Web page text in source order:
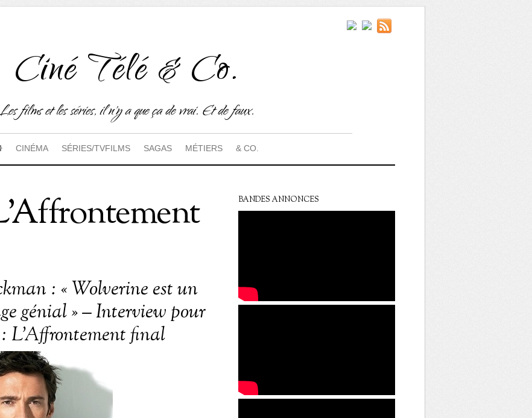
Ciné Télé & Co.
Les films et les séries, il n'y a que ça de vrai. Et de faux.
CINÉMA SÉRIES/TVFILMS SAGAS MÉTIERS & CO.
: « Wolverine est un
génial » – Interview pour
L’Affrontement final
BANDES ANNONCES